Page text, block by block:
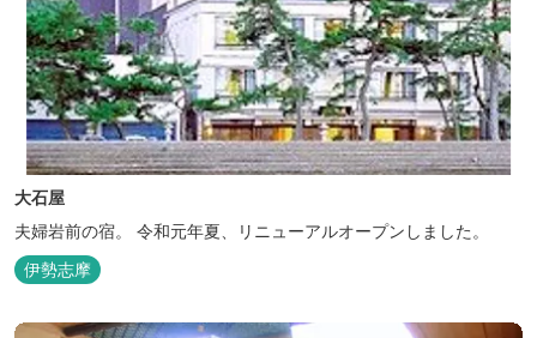
大石屋
夫婦岩前の宿。 令和元年夏、リニューアルオープンしました。
伊勢志摩